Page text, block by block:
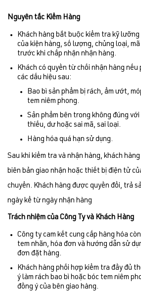
Nguyên tắc Kiểm Hàng
Khách hàng bắt buộc kiểm tra kỹ
của kiện hàng, số lượng, chủng loại,
trước khi chấp nhận nhận hàng.
Khách có quyền từ chối nhận hàng
các dấu hiệu sau:
Bao bì sản phẩm bị rách, ẩm ướt,
tem niêm phong.
Sản phẩm bên trong không đúng
thiếu, dư hoặc sai mã, sai loại.
Hàng hóa quá hạn sử dụng.
Sau khi kiểm tra và nhận hàng, khách
biên bản giao nhận hoặc thiết bị điện tử
chuyển. Khách hàng được quyền đổi, trả
ngày kể từ ngày nhận hàng
Trách nhiệm của Công Ty và Khách Hàng
Công ty cam kết cung cấp hàng hóa
tem nhãn, hóa đơn và hướng dẫn sử
đơn đặt hàng.
Khách hàng phối hợp kiểm tra đầy đủ
ý làm rách bao bì hoặc bóc tem niêm
đồng ý của bên giao hàng.